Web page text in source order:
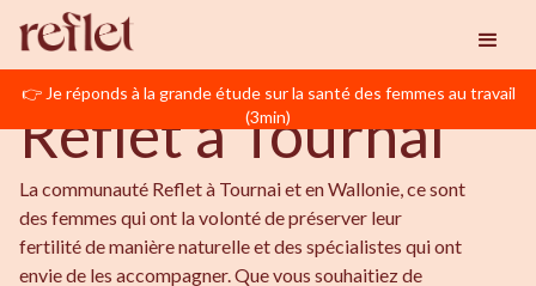
👉 Je réponds à la grande étude sur la santé des femmes au travail
(3min)
Reflet Tournai
Reflet à Tournai
La communauté Reflet à Tournai et en Wallonie, ce sont
des femmes qui ont la volonté de préserver leur
fertilité de manière naturelle et des spécialistes qui ont
envie de les accompagner. Que vous souhaitiez de